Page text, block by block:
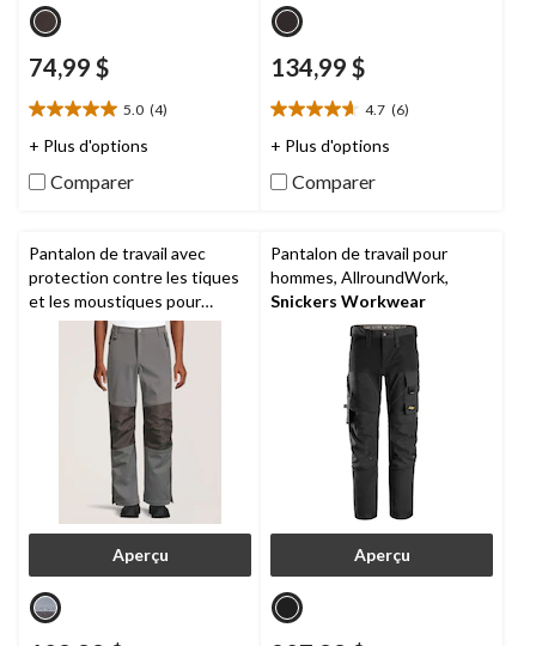
74,99 $
5.0 (4)
5.0
étoile(s)
5.
+ Plus d'options
Comparer
134,99 $
4.7 (6)
4.7
étoile(s)
5.
+ Plus d'options
Comparer
Pantalon de travail avec
protection contre les tiques
et les moustiques pour
hommes, série WorkPro,
Aperçu
Pantalon de travail pour
hommes, AllroundWork,
Snickers Workwear
Aperçu